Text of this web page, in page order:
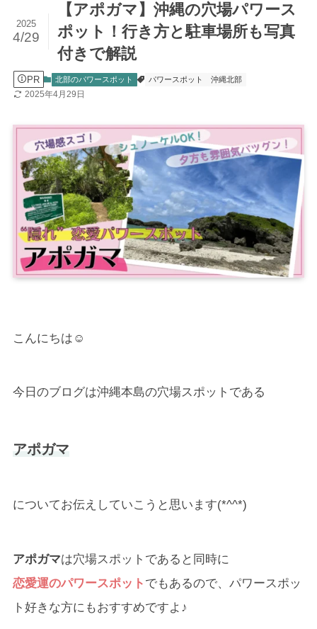
【アポガマ】沖縄の穴場パワース
ポット！行き方と駐車場所も写真
付きで解説
2025
4/29
PR 北部のパワースポット パワースポット 沖縄北部
2025年4月29日
こんにちは☺
今日のブログは沖縄本島の穴場スポットである
アポガマ
についてお伝えしていこうと思います(*^^*)
アポガマは穴場スポットであると同時に
恋愛運のパワースポット でもあるので、パワースポッ
ト好きな方にもおすすめですよ♪